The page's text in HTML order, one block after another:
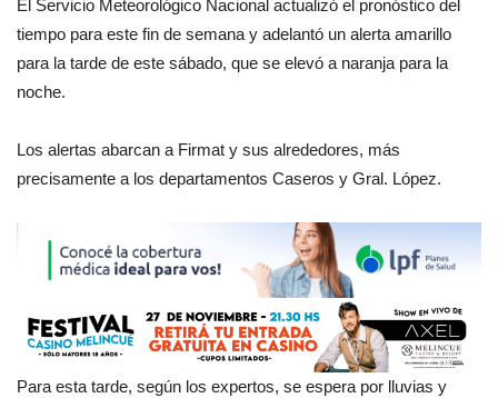
El Servicio Meteorológico Nacional actualizó el pronóstico del
tiempo para este fin de semana y adelantó un alerta amarillo
para la tarde de este sábado, que se elevó a naranja para la
noche.
Los alertas abarcan a Firmat y sus alrededores, más
precisamente a los departamentos Caseros y Gral. López.
Para esta tarde, según los expertos, se espera por lluvias y